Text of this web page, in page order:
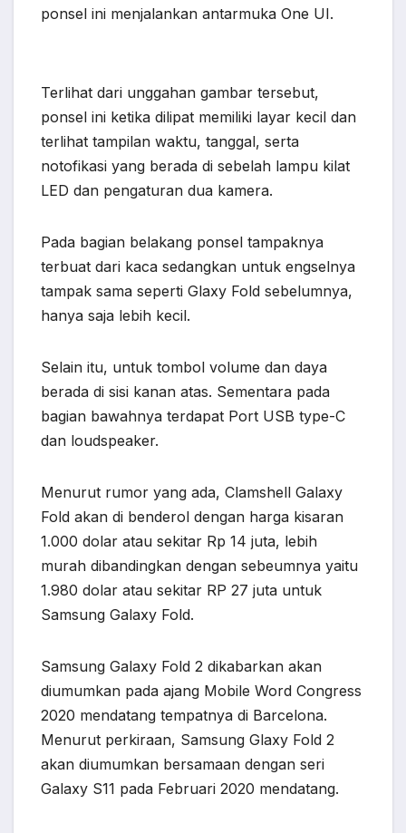
ponsel ini menjalankan antarmuka One UI.
Terlihat dari unggahan gambar tersebut,
ponsel ini ketika dilipat memiliki layar kecil dan
terlihat tampilan waktu, tanggal, serta
notofikasi yang berada di sebelah lampu kilat
LED dan pengaturan dua kamera.
Pada bagian belakang ponsel tampaknya
terbuat dari kaca sedangkan untuk engselnya
tampak sama seperti Glaxy Fold sebelumnya,
hanya saja lebih kecil.
Selain itu, untuk tombol volume dan daya
berada di sisi kanan atas. Sementara pada
bagian bawahnya terdapat Port USB type-C
dan loudspeaker.
Menurut rumor yang ada, Clamshell Galaxy
Fold akan di benderol dengan harga kisaran
1.000 dolar atau sekitar Rp 14 juta, lebih
murah dibandingkan dengan sebeumnya yaitu
1.980 dolar atau sekitar RP 27 juta untuk
Samsung Galaxy Fold.
Samsung Galaxy Fold 2 dikabarkan akan
diumumkan pada ajang Mobile Word Congress
2020 mendatang tempatnya di Barcelona.
Menurut perkiraan, Samsung Glaxy Fold 2
akan diumumkan bersamaan dengan seri
Galaxy S11 pada Februari 2020 mendatang.